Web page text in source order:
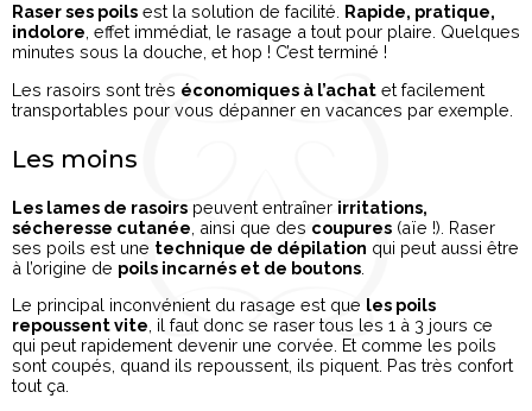
Raser ses poils est la solution de facilité. Rapide, pratique,
indolore , effet immédiat, le rasage a tout pour plaire. Quelques
minutes sous la douche, et hop ! C’est terminé !
Les rasoirs sont très économiques à l’achat et facilement
transportables pour vous dépanner en vacances par exemple.
Les moins
Les lames de rasoirs peuvent entraîner irritations,
sécheresse cutanée , ainsi que des coupures (aïe !). Raser
ses poils est une technique de dépilation qui peut aussi être
à l’origine de poils incarnés et de boutons
Le principal inconvénient du rasage est que les poils
repoussent vite, il faut donc se raser tous les 1 à 3 jours ce
qui peut rapidement devenir une corvée. Et comme les poils
sont coupés, quand ils repoussent, ils piquent. Pas très confort
tout ça.